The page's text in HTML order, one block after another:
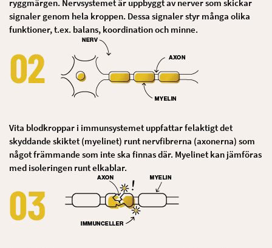
ryggmärgen. Nervsystemet är uppbyggt av nerver som skickar
signaler genom hela kroppen. Dessa signaler styr många olika
funktioner, t.ex. balans, koordination och minne.
Vita blodkroppar i immunsystemet uppfattar felaktigt det
skyddande skiktet (myelinet) runt nervfibrerna (axonerna) som
något främmande som inte ska finnas där. Myelinet kan jämföras
med isoleringen runt elkablar.